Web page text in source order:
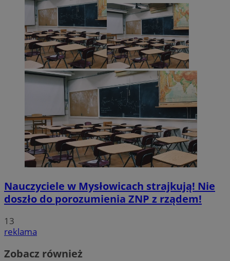
Nauczyciele w Mysłowicach strajkują! Nie
doszło do porozumienia ZNP z rządem!
13
reklama
Zobacz również